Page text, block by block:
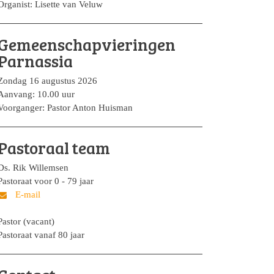
Lisette van Veluw
16 augustus 2026
10.00 uur
Pastor Anton Huisman
team
Rik Willemsen
voor 0 - 79 jaar
(vacant)
vanaf 80 jaar